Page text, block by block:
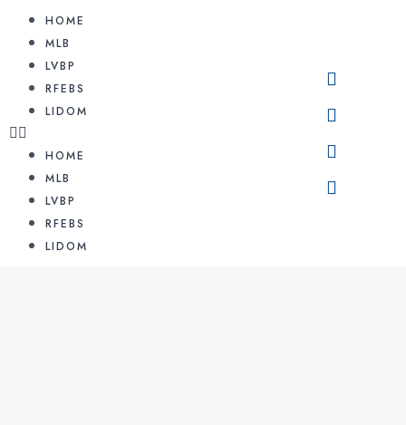
HOME
MLB
LVBP
RFEBS
LIDOM
HOME
MLB
LVBP
RFEBS
LIDOM